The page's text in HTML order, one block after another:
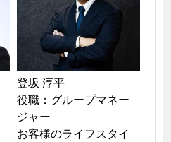
登坂 淳平
役職：グループマネー
ジャー
お客様のライフスタイ